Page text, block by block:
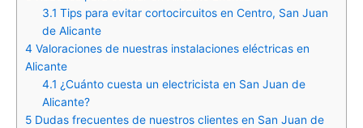
3.1 Tips para evitar cortocircuitos en Centro, San Juan
de Alicante
4 Valoraciones de nuestras instalaciones eléctricas en
Alicante
4.1 ¿Cuánto cuesta un electricista en San Juan de
Alicante?
5 Dudas frecuentes de nuestros clientes en San Juan de